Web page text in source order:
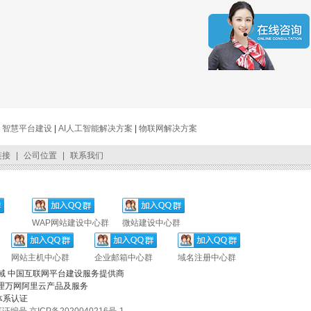
智慧平台建设 AI人工智能解决方案 物联网解决方案
接 公司位置 联系我们
WAP网站建设中心群 微站建设中心群
网站主机中心群 企业邮箱中心群
域名注册中心群
中国互联网平台建设服务提供商
万网阿里云产品及服务
系认证